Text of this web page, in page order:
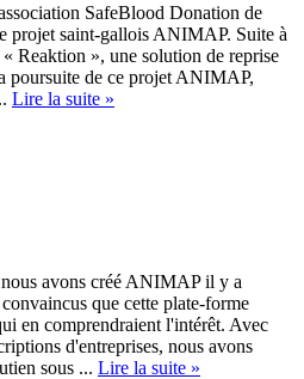
SafeBlood Donation de
projet saint-gallois ANIMAP. Suite à
Reaktion », une solution de reprise
poursuite de ce projet ANIMAP,
Lire la suite »
avons créé ANIMAP il y a
que cette plate-forme
en comprendraient l'intérêt. Avec
d'entreprises, nous avons
sous ... Lire la suite »